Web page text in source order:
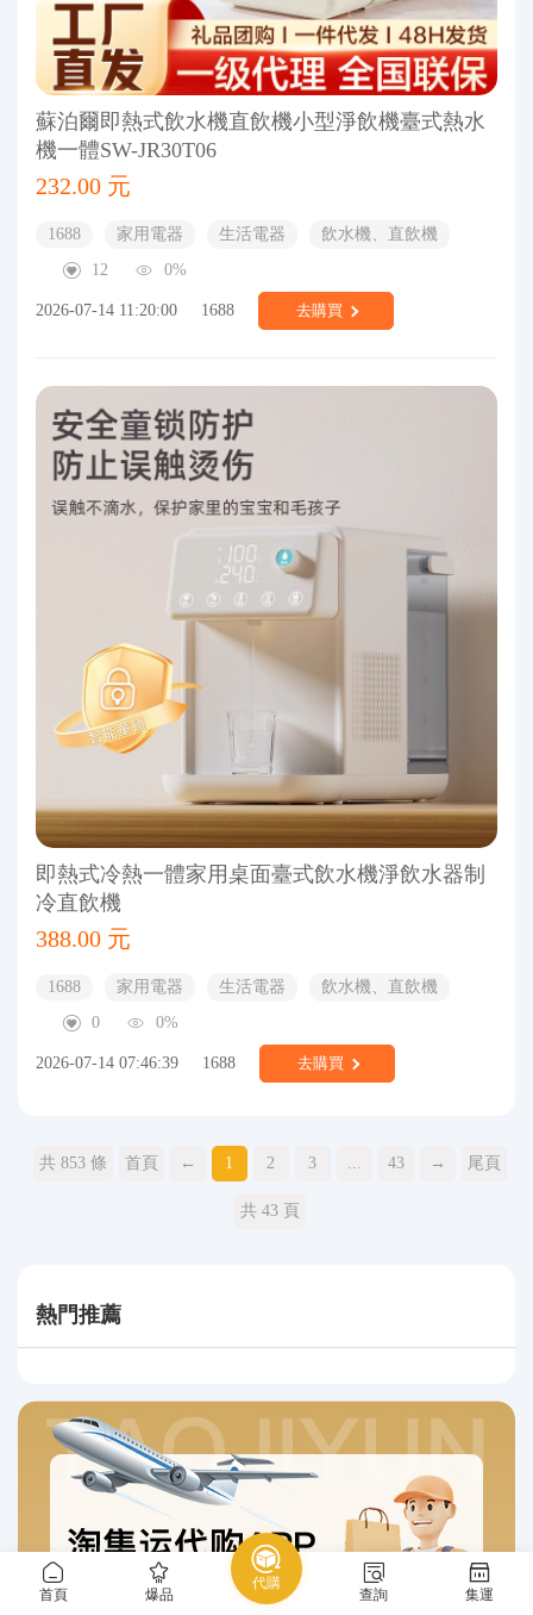
首頁 爆品
代購
查詢 集運
蘇泊爾即熱式飲水機直飲機小型淨飲機臺式熱水
機一體SW-JR30T06
232.00 元
1688 家用電器 生活電器
飲水機、直飲機
12
0%
2026-07-14 11:20:00 1688 去購買
即熱式冷熱一體家用桌面臺式飲水機淨飲水器制
冷直飲機
388.00 元
1688 家用電器 生活電器
飲水機、直飲機
0
0%
2026-07-14 07:46:39 1688 去購買
共 853 條 首頁 ← 1 2 3 ... 43 → 尾頁
共 43 頁
熱門推薦